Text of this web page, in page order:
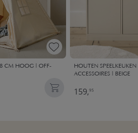
CM HOOG | OFF-
HOUTEN
ACCESSOIRES | BEIGE
159,95